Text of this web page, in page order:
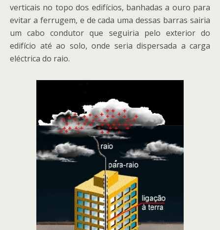
verticais no topo dos edifícios, banhadas a ouro para
evitar a ferrugem, e de cada uma dessas barras sairia
um cabo condutor que seguiria pelo exterior do
edifício até ao solo, onde seria dispersada a carga
eléctrica do raio.